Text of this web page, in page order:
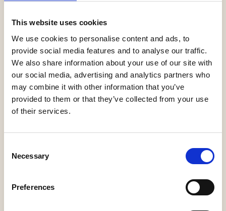
This website uses cookies
We use cookies to personalise content and ads, to
provide social media features and to analyse our traffic.
We also share information about your use of our site with
our social media, advertising and analytics partners who
may combine it with other information that you’ve
provided to them or that they’ve collected from your use
of their services.
Selection
Necessary
Preferences
Workshop Mini-Sneaker maken (7–14 jaar)
In het Schoenenkwartier in Waalwijk ontwerpen
kinderen hun eigen mini-sneaker van echt leer. Met
verschillende kleuren, een zelfgemaakt logo en
persoonlijke details ontstaat een uniek ontwerp.
Onder begeleiding van ervaren vrijwilligers werken
ze stap voor stap aan hun sneaker, die ze na afloop
waarin kinderen spelenderwijs kennismaken met
ontwerp en vakmanschap. 📍 Schoenenkwartier,
Waalwijk 👧 Leeftijd: 7–14 jaar 🎟 Entreeticket voor
Inclusief ranja ⚠ Vol = vol